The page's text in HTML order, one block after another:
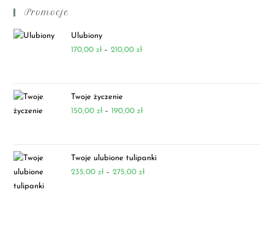
Promocje
Ulubiony
170,00zł – 210,00zł
Twoje życzenie
150,00zł – 190,00zł
Twoje ulubione tulipanki
235,00zł – 275,00zł